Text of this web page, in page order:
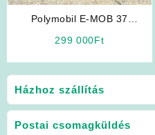
Házhoz szállítás
Postai csomagküldés
Polymobil E-MOB 37
299 000Ft